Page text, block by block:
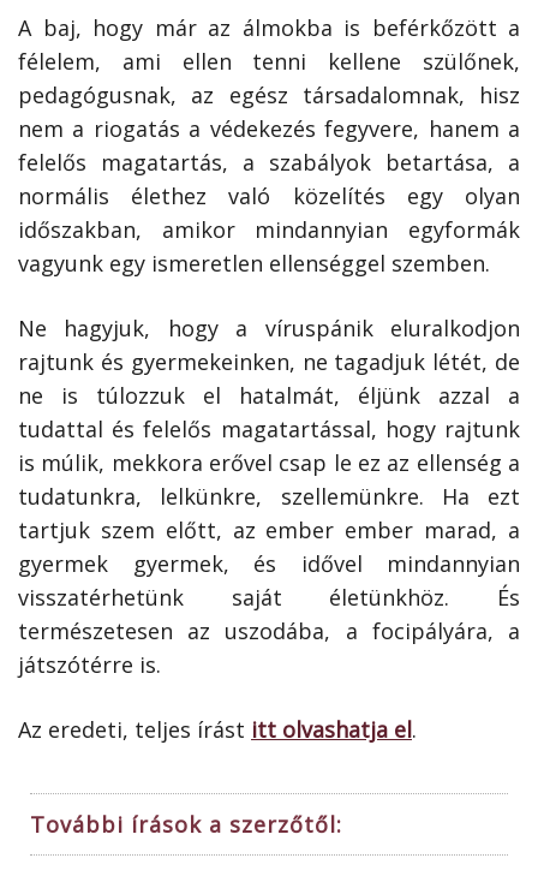
A baj, hogy már az álmokba is beférkőzött a
félelem, ami ellen tenni kellene szülőnek,
pedagógusnak, az egész társadalomnak, hisz
nem a riogatás a védekezés fegyvere, hanem a
felelős magatartás, a szabályok betartása, a
normális élethez való közelítés egy olyan
időszakban, amikor mindannyian egyformák
vagyunk egy ismeretlen ellenséggel szemben.
Ne hagyjuk, hogy a víruspánik eluralkodjon
rajtunk és gyermekeinken, ne tagadjuk létét, de
ne is túlozzuk el hatalmát, éljünk azzal a
tudattal és felelős magatartással, hogy rajtunk
is múlik, mekkora erővel csap le ez az ellenség a
tudatunkra, lelkünkre, szellemünkre. Ha ezt
tartjuk szem előtt, az ember ember marad, a
gyermek gyermek, és idővel mindannyian
visszatérhetünk saját életünkhöz. És
természetesen az uszodába, a focipályára, a
játszótérre is.
Az eredeti, teljes írást itt olvashatja el.
További írások a szerzőtől: